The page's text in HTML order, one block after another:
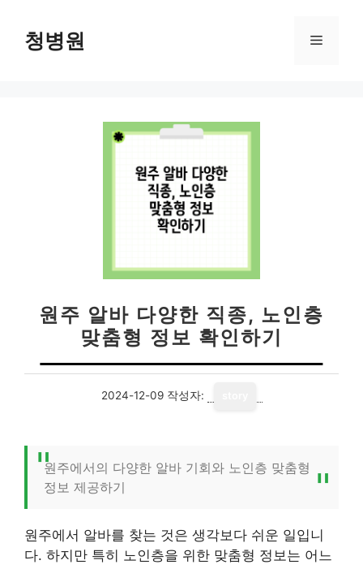
청병원 메
원주 알바 다양한 직종, 노인층
맞춤형 정보 확인하기
2024-12-09 작성자:
원주에서의 다양한 알바 기회와 노인층 맞춤형
정보 제공하기
원주에서 알바를 찾는 것은 생각보다 쉬운 일입니
다. 하지만 특히 노인층을 위한 맞춤형 정보는 어느